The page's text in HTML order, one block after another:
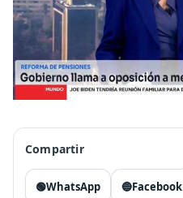
Compartir
🟢WhatsApp 🔵Facebook